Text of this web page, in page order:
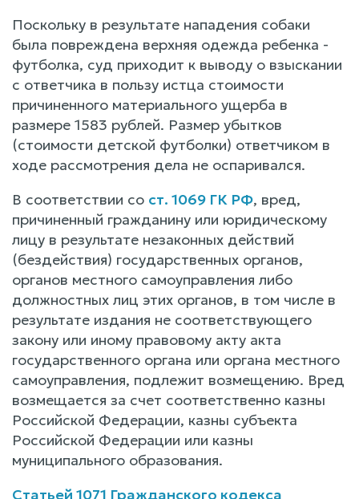
Поскольку в результате нападения собаки
была повреждена верхняя одежда ребенка -
футболка, суд приходит к выводу о взыскании
с ответчика в пользу истца стоимости
причиненного материального ущерба в
размере 1583 рублей. Размер убытков
(стоимости детской футболки) ответчиком в
ходе рассмотрения дела не оспаривался.
В соответствии со ст. 1069 ГК РФ, вред,
причиненный гражданину или юридическому
лицу в результате незаконных действий
(бездействия) государственных органов,
органов местного самоуправления либо
должностных лиц этих органов, в том числе в
результате издания не соответствующего
закону или иному правовому акту акта
государственного органа или органа местного
самоуправления, подлежит возмещению. Вред
возмещается за счет соответственно казны
Российской Федерации, казны субъекта
Российской Федерации или казны
муниципального образования.
Статьей 1071 Гражданского кодекса